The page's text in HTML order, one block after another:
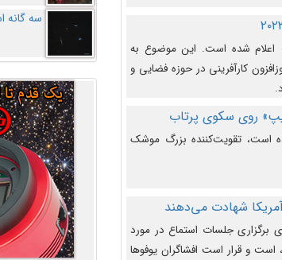
«فضا و کارآفرینی» اعلام شده است. این موضوع به
کارآفرینی در حوزه فضایی و
روی سکوی پرتاب
است، تقویت‌کننده بزرگ موشک
شهادت می‌دهند
برگزاری جلسات استماع در مورد
و قرار است افشاگران یوفوها
سه گانه